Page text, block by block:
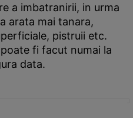
a imbatranirii, in urma
arata mai tanara,
pistruii etc.
fi facut numai la
data.